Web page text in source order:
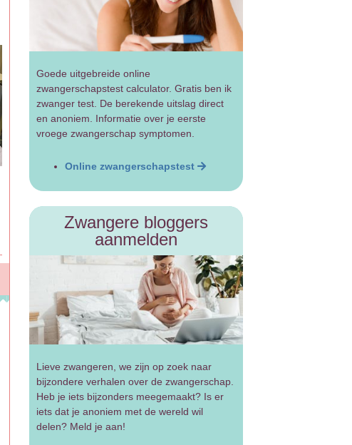
Goede uitgebreide online
zwangerschapstest calculator. Gratis ben ik
zwanger test. De berekende uitslag direct
en anoniem. Informatie over je eerste
vroege zwangerschap symptomen.
Online zwangerschapstest
Zwangere bloggers
aanmelden
Lieve zwangeren, we zijn op zoek naar
bijzondere verhalen over de zwangerschap.
Heb je iets bijzonders meegemaakt? Is er
iets dat je anoniem met de wereld wil
delen? Meld je aan!